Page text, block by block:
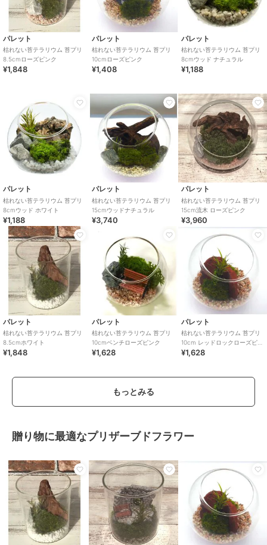
パレット
枯れない苔テラリウム 苔プリ
8.5cmローズピンク
¥1,848
パレット
枯れない苔テラリウム 苔プリ
10cmローズピンク
¥1,408
パレット
枯れない苔テラリウム 苔プリ
8cmウッド ナチュラル
¥1,188
パレット
枯れない苔テラリウム 苔プリ
8cmウッド ホワイト
¥1,188
パレット
枯れない苔テラリウム 苔プリ
15cmウッドナチュラル
¥3,740
パレット
枯れない苔テラリウム 苔プリ
15cm流木 ローズピンク
¥3,960
パレット
枯れない苔テラリウム 苔プリ
8.5cmホワイト
¥1,848
パレット
枯れない苔テラリウム 苔プリ
10cmベンチローズピンク
¥1,628
パレット
枯れない苔テラリウム 苔プリ
10cm レッドロックローズピン
ク
¥1,628
もっとみる
贈り物に最適なプリザーブドフラワー